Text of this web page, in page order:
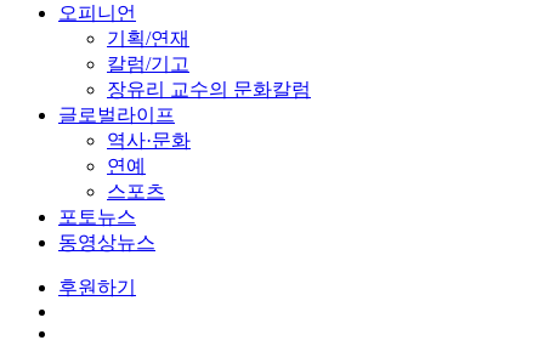
오피니언
기획/연재
칼럼/기고
장유리 교수의 문화칼럼
글로벌라이프
역사·문화
연예
스포츠
포토뉴스
동영상뉴스
후원하기